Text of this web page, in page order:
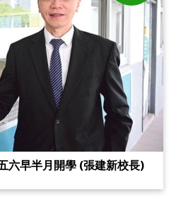
六早半月開學 (張建新校長)